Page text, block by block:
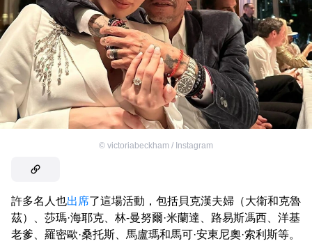
© victoriabeckham / Instagram
許多名人也出席了這場活動，包括貝克漢夫婦（大衛和克魯
茲）、莎瑪·海耶克、林-曼努爾·米蘭達、路易斯馮西、洋基
老爹、羅密歐·桑托斯、馬盧瑪和馬可·安東尼奧·索利斯等。